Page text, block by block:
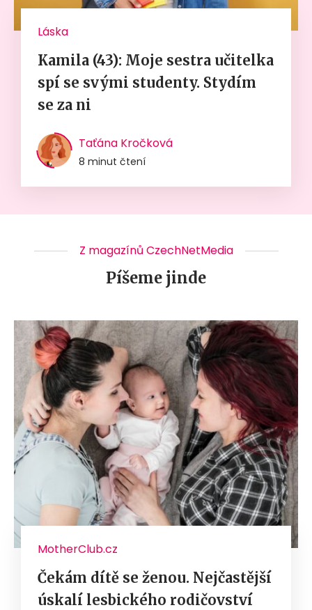
Láska
Kamila (43): Moje sestra učitelka
spí se svými studenty. Stydím
se za ni
Taťána Kročková
8 minut čtení
Z magazínů CzechNetMedia
Píšeme jinde
MotherClub.cz
Čekám dítě se ženou. Nejčastější
úskalí lesbického rodičovství